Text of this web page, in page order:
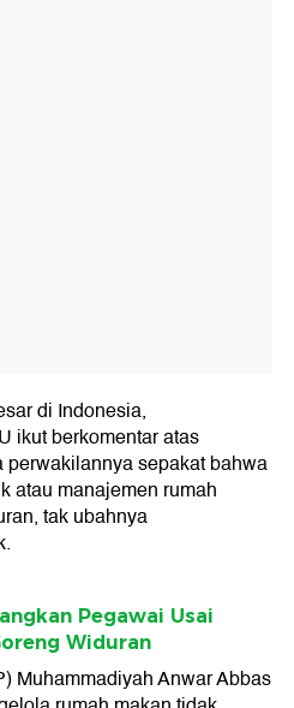
di Indonesia,
ikut berkomentar atas
sepakat bahwa
atau manajemen rumah
tak ubahnya
Pegawai Usai
Widuran
Muhammadiyah Anwar Abbas